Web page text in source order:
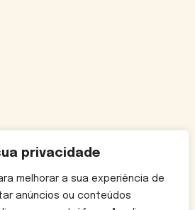
privacidade
melhorar a sua experiência de
anúncios ou conteúdos